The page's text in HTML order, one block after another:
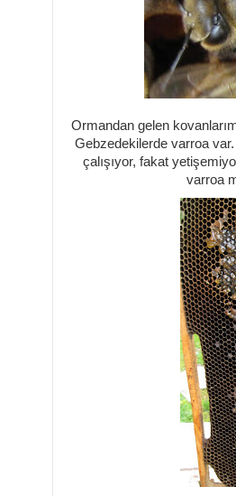
Ormandan gelen
Gebzedekilerde varroa var.
çalışıyor, fakat
varroa